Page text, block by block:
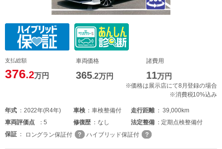
支払総額
376.2万円
車両価格
365.2万円
諸費用
11万円
※価格は展示店にて8月登録の場合
※消費税10%込み
年式 2022年(R4年) 車検 車検整備付 走行距離
39,000km
車両評価点 5 修復歴 なし 法定整備
定期点検整備付
保証
ロングラン保証付 ハイブリッド保証付